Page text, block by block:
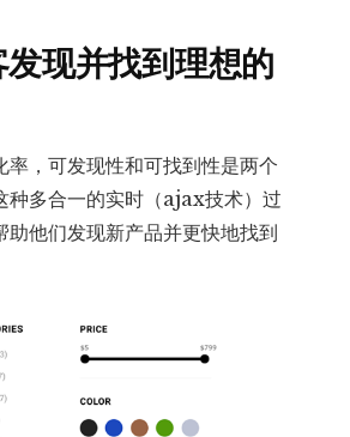
现并找到理想的
率，可发现性和可找到性是两个
种多合一的实时（ajax技术）过
助他们发现新产品并更快地找到